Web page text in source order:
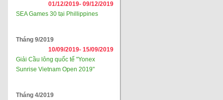
01/12/2019- 09/12/2019
SEA Games 30 tại Phillippines
Tháng 9/2019
10/09/2019- 15/09/2019
Giải Cầu lông quốc tế "Yonex
Sunrise Vietnam Open 2019"
Tháng 4/2019